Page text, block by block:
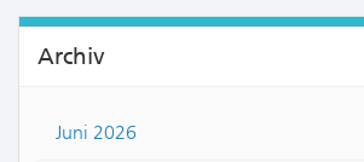
Archiv
Juni 2026